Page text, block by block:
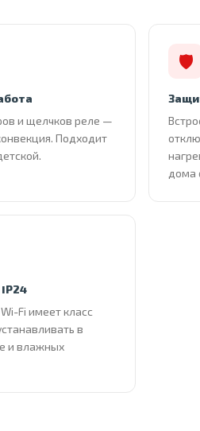
и щелчков реле —
Подходит
🛡
дома
Fi имеет класс
в
и влажных